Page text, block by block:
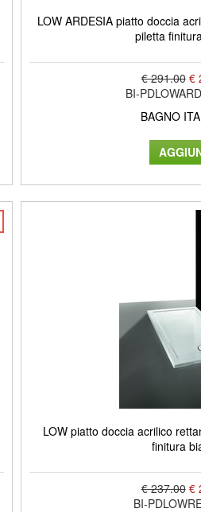
LOW ARDESIA piatto doccia
piletta
€ 291.00 €
BI-
BAGNO
LOW piatto doccia acrilico
finitura
€ 237.00 €
BI-